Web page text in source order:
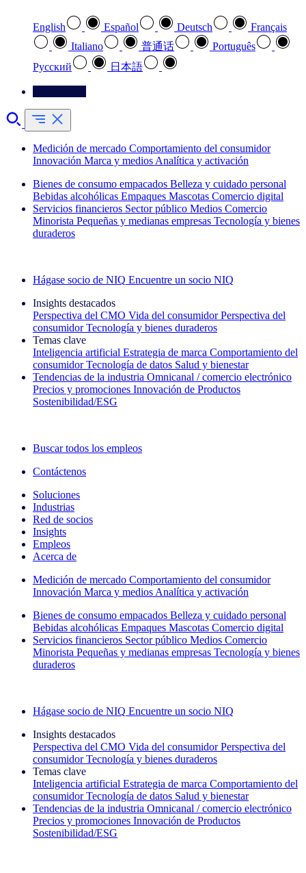
English Español Deutsch
Français
Italiano
普通话
Português
Pусский
日本語
Medición de mercado Comportamiento del consumidor
Innovación Marca y medios Analítica y activación
Bienes de consumo empacados Belleza y cuidado personal
Bebidas alcohólicas Empaques Mascotas Comercio digital
Servicios financieros Sector público Medios Comercio
Minorista Pequeñas y medianas empresas Tecnología y bienes
duraderos
Hágase socio de NIQ Encuentre un socio NIQ
Insights destacados
Perspectiva del CMO Vida del consumidor Perspectiva del
consumidor Tecnología y bienes duraderos
Temas clave
Inteligencia artificial Estrategia de marca Comportamiento del
consumidor Tecnología de datos Salud y bienestar
Tendencias de la industria Omnicanal / comercio electrónico
Precios y promociones Innovación de Productos
Sostenibilidad/ESG
Buscar todos los empleos
Contáctenos
Soluciones
Industrias
Red de socios
Insights
Empleos
Acerca de
Medición de mercado Comportamiento del consumidor
Innovación Marca y medios Analítica y activación
Bienes de consumo empacados Belleza y cuidado personal
Bebidas alcohólicas Empaques Mascotas Comercio digital
Servicios financieros Sector público Medios Comercio
Minorista Pequeñas y medianas empresas Tecnología y bienes
duraderos
Hágase socio de NIQ Encuentre un socio NIQ
Insights destacados
Perspectiva del CMO Vida del consumidor Perspectiva del
consumidor Tecnología y bienes duraderos
Temas clave
Inteligencia artificial Estrategia de marca Comportamiento del
consumidor Tecnología de datos Salud y bienestar
Tendencias de la industria Omnicanal / comercio electrónico
Precios y promociones Innovación de Productos
Sostenibilidad/ESG